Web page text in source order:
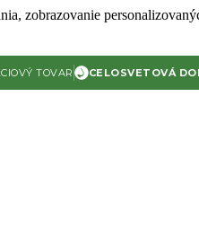
zobrazovanie
TOVAR CELOSVETOVÁ